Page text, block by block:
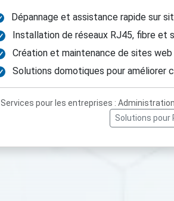
Dépannage et assistance rapide sur
Installation de réseaux RJ45, fibre et
Création et maintenance de sites
Solutions domotiques pour
Services pour les entreprises :
Solutions pour